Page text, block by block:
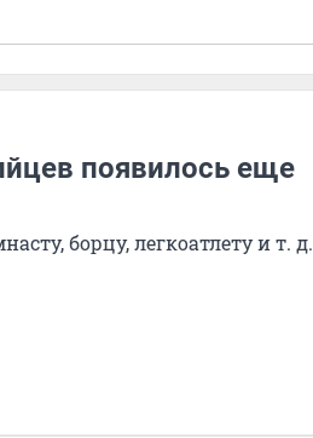
появилось еще
борцу, легкоатлету и т. д.